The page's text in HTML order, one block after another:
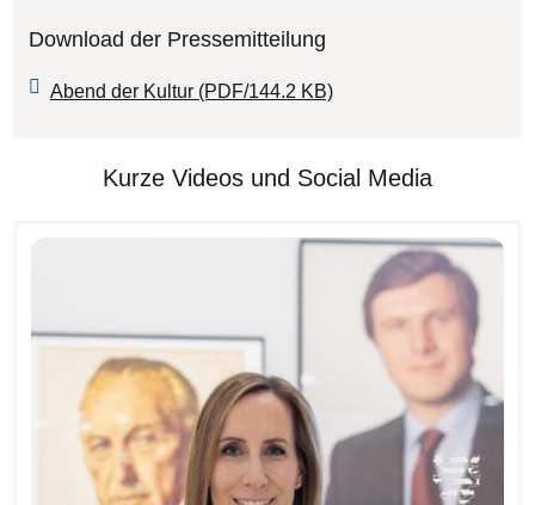
Download der Pressemitteilung
Abend der Kultur (PDF/144.2 KB)
Kurze Videos und Social Media